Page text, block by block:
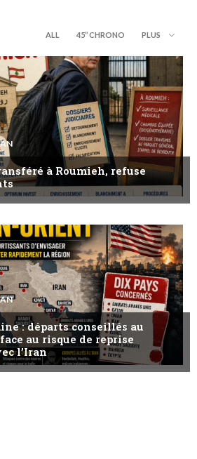
ALL 45’’ CHRONO PLUS
à Roumieh, refuse
: départs conseillés au
au risque de reprise
l’Iran